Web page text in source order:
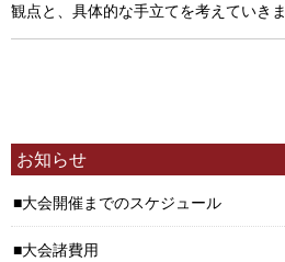
観点と、具体的な手立てを考えていき
お知らせ
大会開催までのスケジュール
大会諸費用